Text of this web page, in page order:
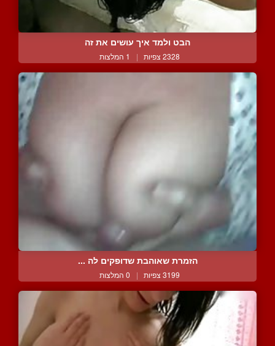
הבט ולמד איך עושים את זה
2328 צפיות | 1 המלצות
הזמרת שאוהבת שדופקים לה ...
3199 צפיות | 0 המלצות